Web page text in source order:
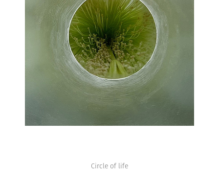
Circle of life